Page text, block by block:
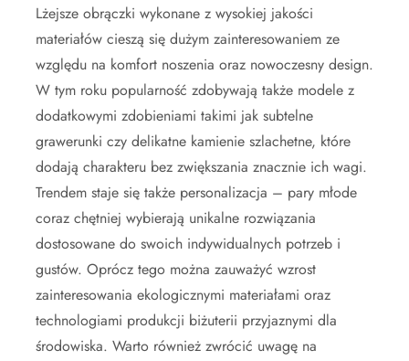
Lżejsze obrączki wykonane z wysokiej jakości
materiałów cieszą się dużym zainteresowaniem ze
względu na komfort noszenia oraz nowoczesny design.
W tym roku popularność zdobywają także modele z
dodatkowymi zdobieniami takimi jak subtelne
grawerunki czy delikatne kamienie szlachetne, które
dodają charakteru bez zwiększania znacznie ich wagi.
Trendem staje się także personalizacja – pary młode
coraz chętniej wybierają unikalne rozwiązania
dostosowane do swoich indywidualnych potrzeb i
gustów. Oprócz tego można zauważyć wzrost
zainteresowania ekologicznymi materiałami oraz
technologiami produkcji biżuterii przyjaznymi dla
środowiska. Warto również zwrócić uwagę na